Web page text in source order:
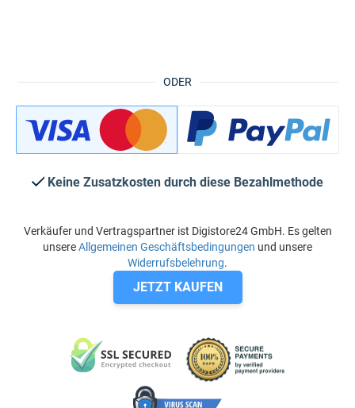
ODER
Keine Zusatzkosten durch diese Bezahlmethode
Verkäufer und Vertragspartner ist Digistore24 GmbH. Es gelten
unsereAllgemeinen Geschäftsbedingungen und unsere
Widerrufsbelehrung.
JETZT KAUFEN